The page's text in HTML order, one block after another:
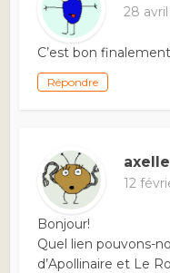
28
C’est bon
Répondre
axelle
12
Bonjour!
Quel lien pouvons-
d’Apollinaire et Le